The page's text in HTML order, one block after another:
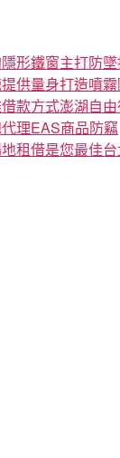
形鐵窗主打防
供量身打造噴
款方式澎湖自
理EAS商品防竊
租借是您最佳